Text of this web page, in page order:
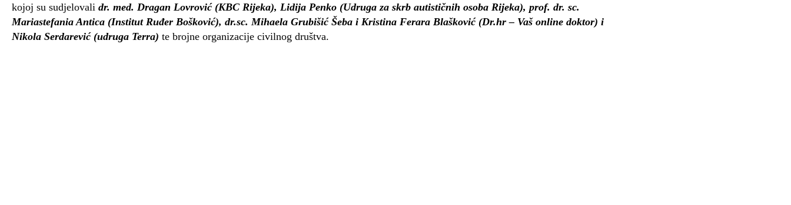
kojoj su sudjelovali dr. med. Dragan Lovrović (KBC Rijeka), Lidija Penko (Udruga za skrb autističnih osoba Rijeka), prof. dr. sc.
Mariastefania Antica (Institut Ruđer Bošković), dr.sc. Mihaela Grubišić Šeba i Kristina Ferara Blašković (Dr.hr – Vaš online doktor) i
Nikola Serdarević (udruga Terra) te brojne organizacije civilnog društva.